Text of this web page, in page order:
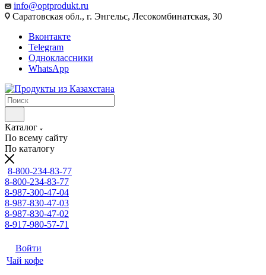
info@optprodukt.ru
Саратовская обл., г. Энгельс, Лесокомбинатская, 30
Вконтакте
Telegram
Одноклассники
WhatsApp
Каталог
По всему сайту
По каталогу
8-800-234-83-77
8-800-234-83-77
8-987-300-47-04
8-987-830-47-03
8-987-830-47-02
8-917-980-57-71
Войти
Чай кофе